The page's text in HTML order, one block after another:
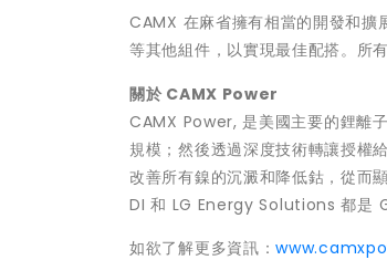
CAMX 在麻省擁有相當的開發和擴
等其他組件，以實現最佳配搭。所
關於 CAMX Power
CAMX Power, 是美國主要的鋰離
規模；然後透過深度技術轉讓授權
改善所有鎳的沉澱和降低鈷，從
DI 和 LG Energy Solutions 都是
如欲了解更多資訊：